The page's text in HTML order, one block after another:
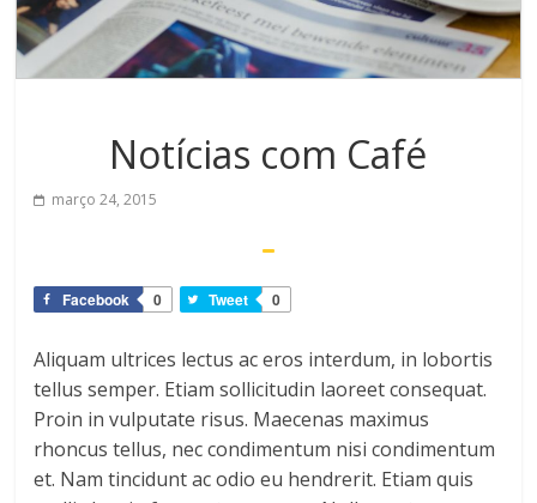
Notícias com Café
março 24, 2015
Facebook 0 Tweet 0
Aliquam ultrices lectus ac eros interdum, in lobortis
tellus semper. Etiam sollicitudin laoreet consequat.
Proin in vulputate risus. Maecenas maximus
rhoncus tellus, nec condimentum nisi condimentum
et. Nam tincidunt ac odio eu hendrerit. Etiam quis